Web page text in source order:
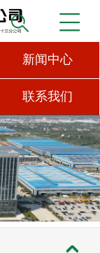
新闻中心
联系我们